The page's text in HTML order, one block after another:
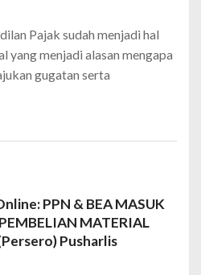
Pajak sudah menjadi hal
yang menjadi alasan mengapa
gugatan serta
PPN & BEA MASUK
MATERIAL
Pusharlis